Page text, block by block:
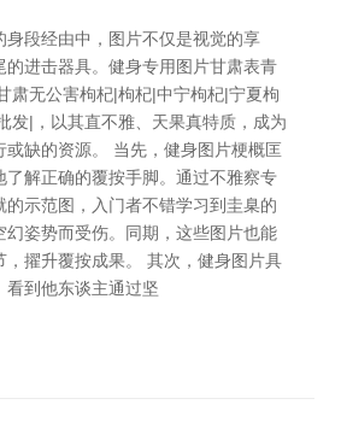
身段经由中，图片不仅是视觉的享
的进击器具。健身专用图片甘肃表青
肃无公害枸杞|枸杞|中宁枸杞|宁夏枸
发|，以其直不雅、天果真特质，成为
或缺的资源。 当先，健身图片梗概匡
了解正确的覆按手脚。通过不雅察专
的示范图，入门者不错学习到圭臬的
幻姿势而受伤。同期，这些图片也能
，擢升覆按成果。 其次，健身图片具
看到他东谈主通过坚